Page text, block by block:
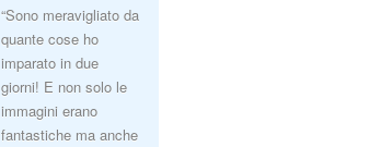
“Sono meravigliato da
quante cose ho
imparato in due
giorni! E non solo le
immagini erano
fantastiche ma anche